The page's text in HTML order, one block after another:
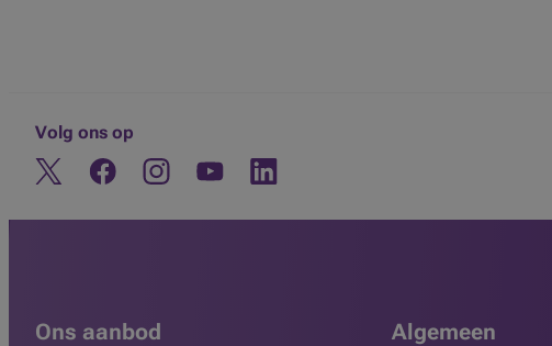
Volg ons op
Twitter FacebookInstagramOntdek ons YouTube-kanaal
Linkedin
Ons aanbod Algemeen